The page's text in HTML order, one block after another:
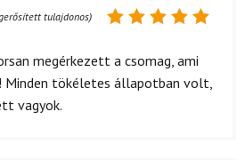
5/ 5
tulajdonos)
megérkezett a csomag, ami
Minden tökéletes állapotban volt,
vagyok.